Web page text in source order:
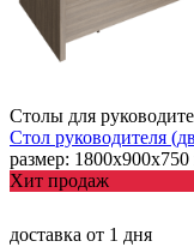
Столы для
Стол руководителя
размер:
Хит продаж
доставка от 1 дня